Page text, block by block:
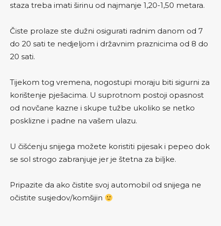
staza treba imati širinu od najmanje 1,20-1,50 metara.
Čiste prolaze ste dužni osigurati radnim danom od 7
do 20 sati te nedjeljom i državnim praznicima od 8 do
20 sati.
Tijekom tog vremena, nogostupi moraju biti sigurni za
korištenje pješacima. U suprotnom postoji opasnost
od novčane kazne i skupe tužbe ukoliko se netko
posklizne i padne na vašem ulazu.
U čišćenju snijega možete koristiti pijesak i pepeo dok
se sol strogo zabranjuje jer je štetna za biljke.
Pripazite da ako čistite svoj automobil od snijega ne
očistite susjedov/komšijin